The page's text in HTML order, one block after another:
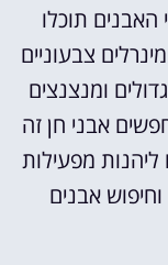
האבנים תוכלו
צבעוניים
ומנצנצים
אבני חן זה
מפעילות
אבנים